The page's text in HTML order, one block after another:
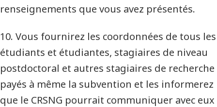
renseignements que vous avez présentés.
10. Vous fournirez les coordonnées de tous les
étudiants et étudiantes, stagiaires de niveau
postdoctoral et autres stagiaires de recherche
payés à même la subvention et les informerez
que le CRSNG pourrait communiquer avec eux